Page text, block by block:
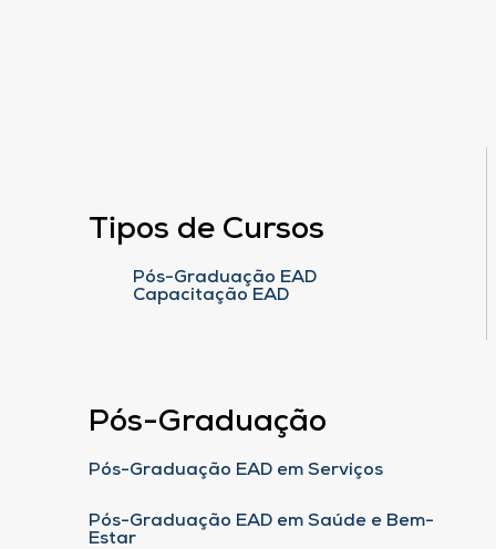
Tipos de Cursos
Pós-Graduação EAD
Capacitação EAD
Pós-Graduação
Pós-Graduação EAD em Serviços
Pós-Graduação EAD em Saúde e Bem-
Estar